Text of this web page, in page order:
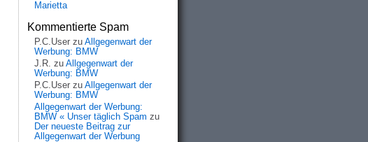
Marietta
Kommentierte Spam
P.C.User zu Allgegenwart der
Werbung: BMW
J.R. zu Allgegenwart der
Werbung: BMW
P.C.User zu Allgegenwart der
Werbung: BMW
Allgegenwart der Werbung:
BMW « Unser täglich Spam zu
Der neueste Beitrag zur
Allgegenwart der Werbung